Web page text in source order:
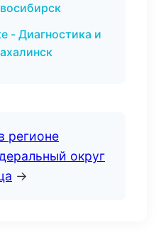
- Диагностика и
регионе
округ
→